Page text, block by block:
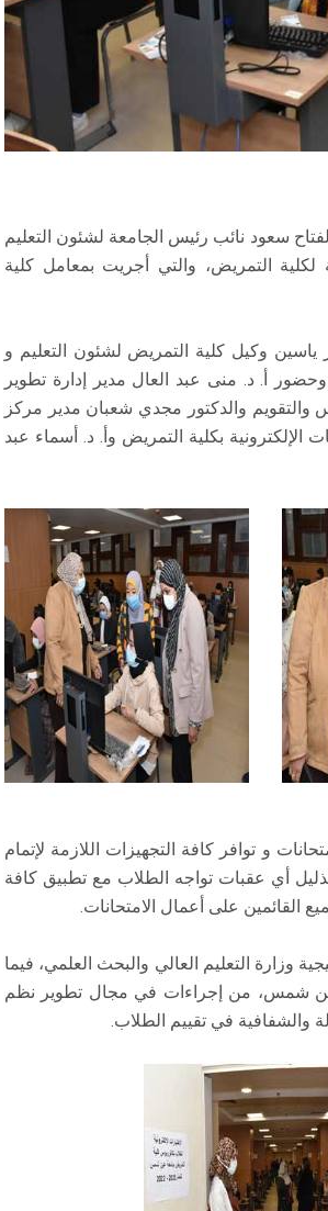
سعود نائب رئيس الجامعة لشئون التعليم
لكلية التمريض، والتي أجريت بمعامل كلية
وكيل كلية التمريض لشئون التعليم و
أ. د. منى عبد العال مدير إدارة تطوير
والتقويم والدكتور مجدي شعبان مدير مركز
الإلكترونية بكلية التمريض وأ. د. أسماء عبد
و توافر كافة التجهيزات اللازمة لإتمام
أي عقبات تواجه الطلاب مع تطبيق كافة
القائمين على أعمال الامتحانات.
وزارة التعليم العالي والبحث العلمي، فيما
عين شمس، من إجراءات في مجال تطوير نظم
والشفافية في تقييم الطلاب.